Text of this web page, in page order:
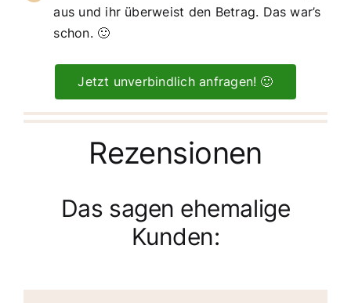
aus und ihr überweist den Betrag. Das war’s
schon. 🙂
Jetzt unverbindlich anfragen! 🙂
Rezensionen
Das sagen ehemalige
Kunden: